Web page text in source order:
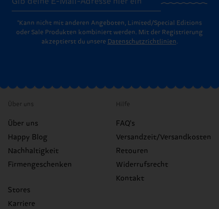
*Kann nicht mit anderen Angeboten, Limited/Special Editions
oder Sale Produkten kombiniert werden. Mit der Registrierung
akzeptierst du unsere Datenschutzrichtlinien.
Über uns
Über uns
Happy Blog
Nachhaltigkeit
Firmengeschenken
Stores
Karriere
Hilfe
FAQ's
Versandzeit/Versandkosten
Retouren
Widerrufsrecht
Kontakt